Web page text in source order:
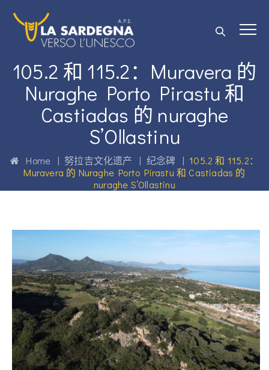
105.2 和 115.2：Muravera 的
Nuraghe Porto Pirastu 和
Castiadas 的 nuraghe
S’Ollastinu
Home | 努拉吉文化遗产 | 纪念碑 | 105.2 和 115.2：
Muravera 的 Nuraghe Porto Pirastu 和 Castiadas 的
nuraghe S’Ollastinu